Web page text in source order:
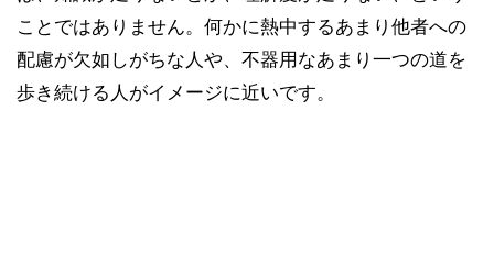
ことではありません。何かに熱中するあまり他者への
配慮が欠如しがちな人や、不器用なあまり一つの道を
歩き続ける人がイメージに近いです。